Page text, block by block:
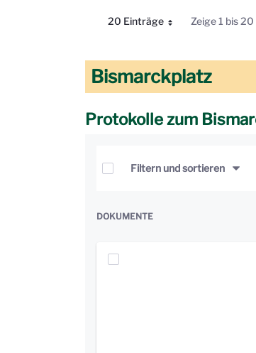
20 Einträge
Pro Seite Zeige 1 bis
Bismarckplatz
Protokolle zum
Elemente auswählen
Filtern und sortieren
DOKUMENTE